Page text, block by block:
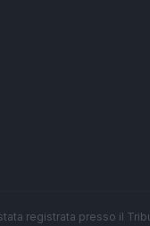
registrata presso il